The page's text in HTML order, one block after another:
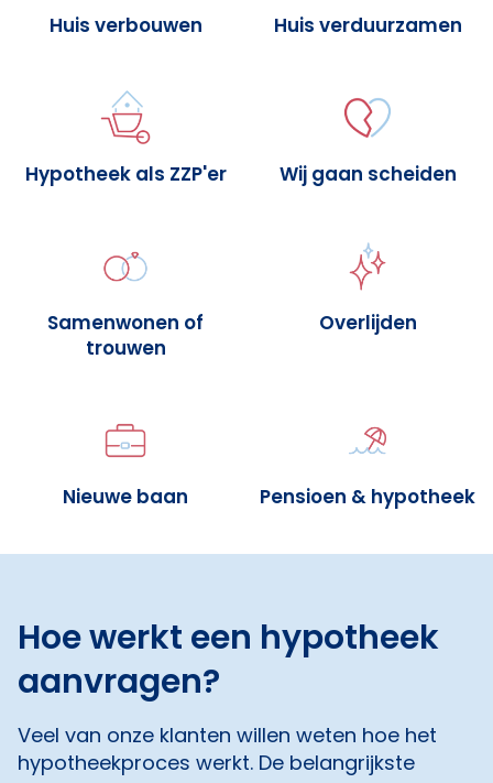
Huis verbouwen Huis verduurzamen
Hypotheek als ZZP'er Wij gaan scheiden
Samenwonen of
trouwen
Overlijden
Nieuwe baan Pensioen & hypotheek
Hoe werkt een hypotheek
aanvragen?
Veel van onze klanten willen weten hoe het
hypotheekproces werkt. De belangrijkste